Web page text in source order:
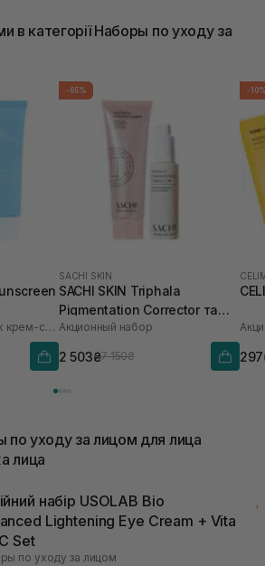
в категорії Наборы по уходу за
Набор солнцезащитных крем-сывороток
-65%
SACHI SKIN
SACHI SKIN Triphala
Pigmentation Corrector та
Saffron Luminous Cleanser
Акционный набор
2 503₴7 150₴
-
уходу за лицом для лица
лица
набір USOLAB Bio
Lightening Eye Cream + Vita
Set
по уходу за лицом